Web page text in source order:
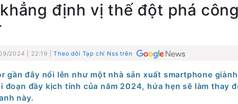
định vị thế đột phá
2024 | 22:19 |Theo dõi Tạp chí Nss trên
gần đây nổi lên như một nhà sản xuất smartphone
đoạn đầy kịch tính của năm 2024, hứa hẹn sẽ làm thay
này.